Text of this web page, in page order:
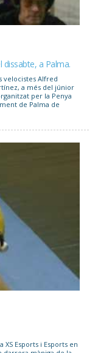
a Palma.
velocistes Alfred
a més del júnior
per la Penya
de Palma de
Esports i Esports en